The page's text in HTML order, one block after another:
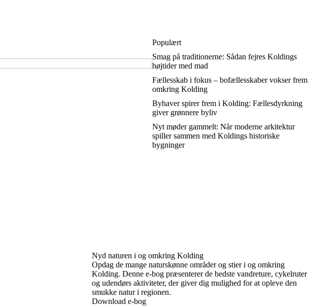
Populært
Smag på traditionerne: Sådan fejres Koldings
højtider med mad
Fællesskab i fokus – bofællesskaber vokser frem
omkring Kolding
Byhaver spirer frem i Kolding: Fællesdyrkning
giver grønnere byliv
Nyt møder gammelt: Når moderne arkitektur
spiller sammen med Koldings historiske
bygninger
Nyd naturen i og omkring Kolding
Opdag de mange naturskønne områder og stier i og omkring
Kolding. Denne e-bog præsenterer de bedste vandreture, cykelruter
og udendørs aktiviteter, der giver dig mulighed for at opleve den
smukke natur i regionen.
Download e-bog